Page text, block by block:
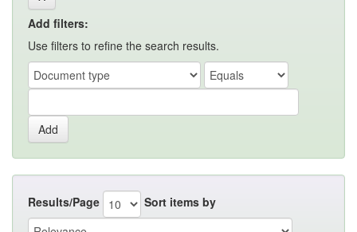
Add filters:
Use filters to refine the search results.
Results/Page Sort items by